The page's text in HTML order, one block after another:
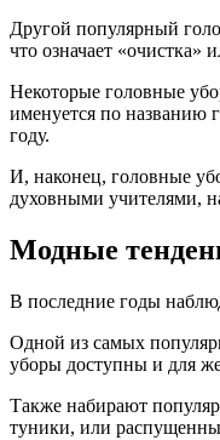
Другой популярный
что означает
Некоторые головные
именуется по названию
году.
И, наконец, головные
духовными учителями,
Модные
В последние годы
Одной из самых
уборы доступны и для
Также набирают
туники, или